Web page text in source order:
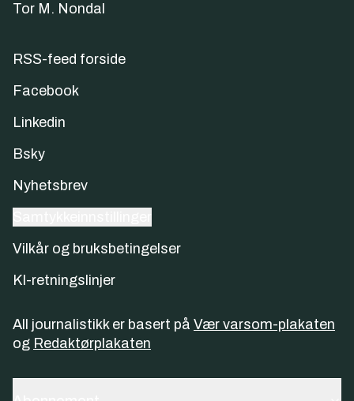
Tor M. Nondal
RSS-feed forside
Facebook
Linkedin
Bsky
Nyhetsbrev
Vilkår og bruksbetingelser
KI-retningslinjer
All journalistikk er basert på Vær varsom-plakaten
og Redaktørplakaten